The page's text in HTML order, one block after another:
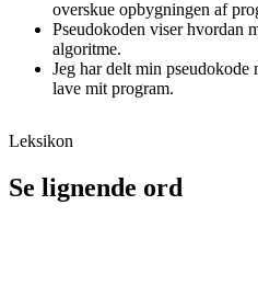
overskue opbygningen af
Pseudokoden viser hvordan
algoritme.
Jeg har delt min pseudokode
lave mit program.
Leksikon
Se lignende ord